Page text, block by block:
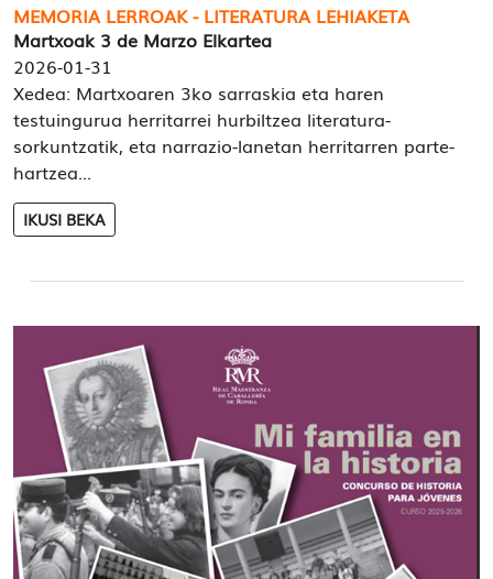
MEMORIA LERROAK - LITERATURA LEHIAKETA
Martxoak 3 de Marzo Elkartea
2026-01-31
Xedea: Martxoaren 3ko sarraskia eta haren
testuingurua herritarrei hurbiltzea literatura-
sorkuntzatik, eta narrazio-lanetan herritarren parte-
hartzea...
IKUSI BEKA